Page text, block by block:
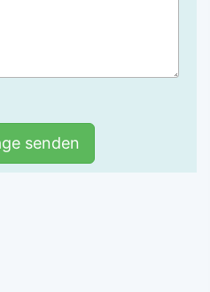
senden